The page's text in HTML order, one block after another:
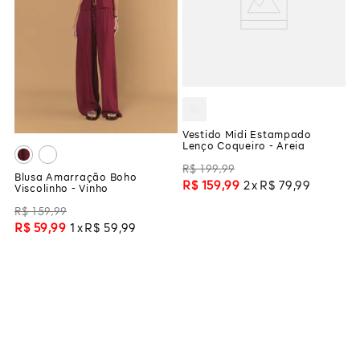
Blusa Amarração Boho
Viscolinho - Vinho
R$ 159,99
R$ 59,99 1 R$ 59 ,99
Vestido Midi Estampado
Lenço Coqueiro - Areia
R$ 199,99
R$ 159,99 2 R$ 79 ,99